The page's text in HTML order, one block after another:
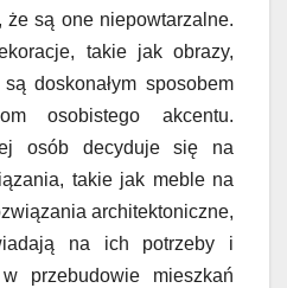
że są one niepowtarzalne.
takie jak obrazy,
doskonałym sposobem
osobistego akcentu.
osób decyduje się na
takie jak meble na
architektoniczne,
na ich potrzeby i
przebudowie mieszkań